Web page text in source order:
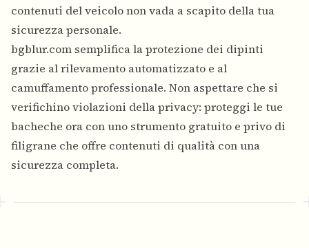
contenuti del veicolo non vada a scapito della tua
sicurezza personale.
bgblur.com semplifica la protezione dei dipinti
grazie al rilevamento automatizzato e al
camuffamento professionale. Non aspettare che si
verifichino violazioni della privacy: proteggi le tue
bacheche ora con uno strumento gratuito e privo di
filigrane che offre contenuti di qualità con una
sicurezza completa.